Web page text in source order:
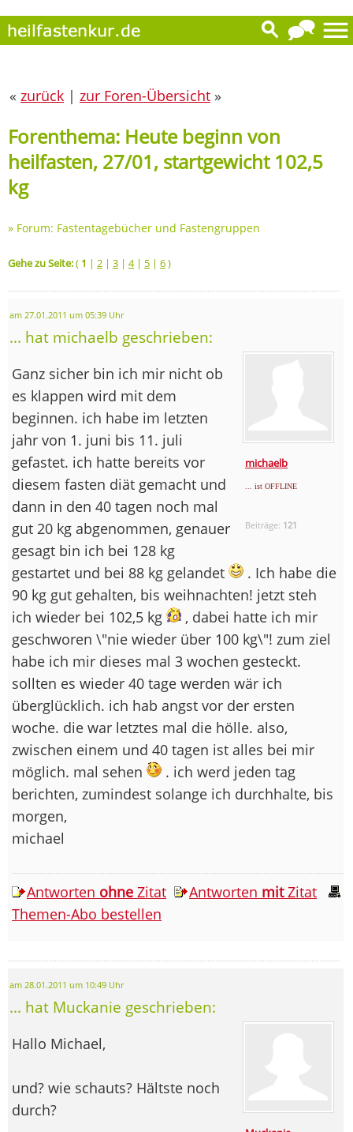
« zurück | zur Foren-Übersicht »
Forenthema: Heute beginn von
heilfasten, 27/01, startgewicht 102,5
kg
» Forum: Fastentagebücher und Fastengruppen
Gehe zu Seite:( 1 | 2 | 3 | 4| 5 | 6)
am 27.01.2011 um 05:39 Uhr
... hat michaelb geschrieben:
michaelb
... ist OFFLINE
Beiträge: 121
Ganz sicher bin ich mir nicht ob
es klappen wird mit dem
beginnen. ich habe im letzten
jahr von 1. juni bis 11. juli
gefastet. ich hatte bereits vor
diesem fasten diät gemacht und
dann in den 40 tagen noch mal
gut 20 kg abgenommen, genauer
gesagt bin ich bei 128 kg
gestartet und bei 88 kg gelandet
. Ich habe die
90 kg gut gehalten, bis weihnachten! jetzt steh
ich wieder bei 102,5 kg
, dabei hatte ich mir
geschworen \"nie wieder über 100 kg\"! zum ziel
habe ich mir dieses mal 3 wochen gesteckt.
sollten es wieder 40 tage werden wär ich
überglücklich. ich hab angst vor der ersten
woche. die war letztes mal die hölle. also,
zwischen einem und 40 tagen ist alles bei mir
möglich. mal sehen
. ich werd jeden tag
berichten, zumindest solange ich durchhalte, bis
morgen,
michael
Antworten ohne Zitat Antworten mitZitat
Themen-Abo bestellen
am 28.01.2011 um 10:49 Uhr
... hat Muckanie geschrieben:
Hallo Michael,
und? wie schauts? Hältste noch
durch?